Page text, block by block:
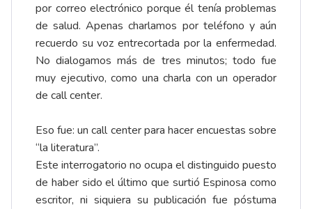
por correo electrónico porque él tenía problemas
de salud. Apenas charlamos por teléfono y aún
recuerdo su voz entrecortada por la enfermedad.
No dialogamos más de tres minutos; todo fue
muy ejecutivo, como una charla con un operador
de call center.
Eso fue: un call center para hacer encuestas sobre
“la literatura”.
Este interrogatorio no ocupa el distinguido puesto
de haber sido el último que surtió Espinosa como
escritor, ni siquiera su publicación fue póstuma